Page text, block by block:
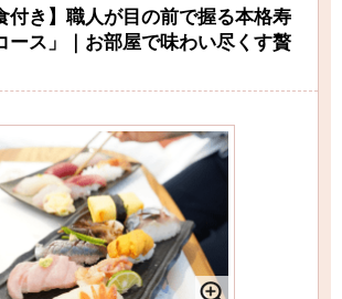
付き】職人が目の前で握る本格寿
ース」｜お部屋で味わい尽くす贅